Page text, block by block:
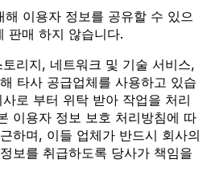
이용자 정보를 공유할 수 있으
판매 하지 않습니다.
리지, 네트워크 및 기술 서비스,
타사 공급업체를 사용하고 있습
로 부터 위탁 받아 작업을 처리
이용자 정보 보호 처리방침에 따
하며, 이들 업체가 반드시 회사의
보를 취급하도록 당사가 책임을